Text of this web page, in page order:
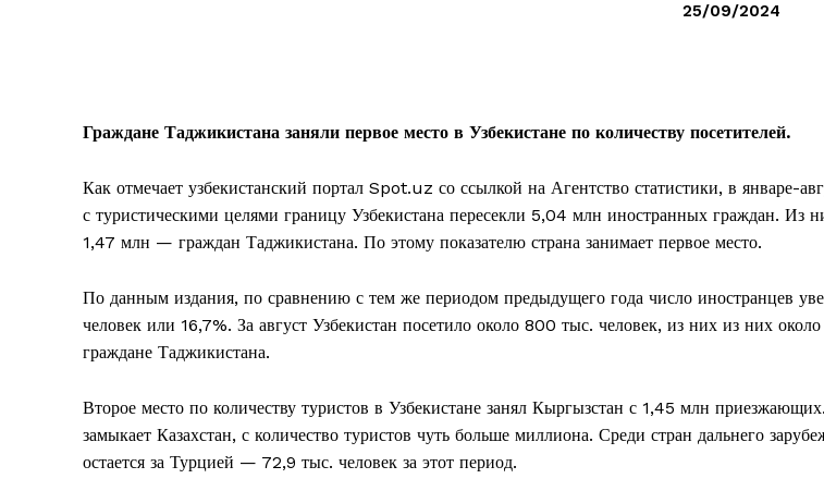
25/09/2024
Граждане Таджикистана заняли первое место в Узбекистане по количеству посетителей.
Как отмечает узбекистанский портал Spot.uz со ссылкой на Агентство статистики, в январе-
с туристическими целями границу Узбекистана пересекли 5,04 млн иностранных граждан. Из
1,47 млн — граждан Таджикистана. По этому показателю страна занимает первое место.
По данным издания, по сравнению с тем же периодом предыдущего года число иностранцев
человек или 16,7%. За август Узбекистан посетило около 800 тыс. человек, из них из них
граждане Таджикистана.
Второе место по количеству туристов в Узбекистане занял Кыргызстан с 1,45 млн
замыкает Казахстан, с количество туристов чуть больше миллиона. Среди стран дальнего
остается за Турцией — 72,9 тыс. человек за этот период.